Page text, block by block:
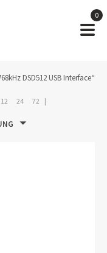
0
DSD512 USB Interface“
12 24 72